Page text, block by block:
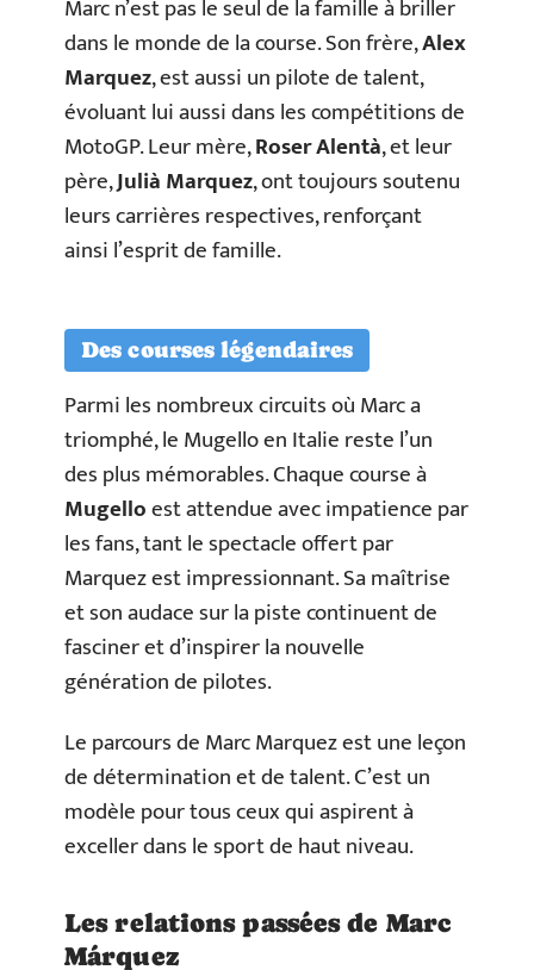
Marc n’est pas le seul de la famille à briller
dans le monde de la course. Son frère,Alex
Marquez, est aussi un pilote de talent,
évoluant lui aussi dans les compétitions de
MotoGP. Leur mère,Roser Alentà, et leur
père,Julià Marquez, ont toujours soutenu
leurs carrières respectives, renforçant
ainsi l’esprit de famille.
Des courses légendaires
Parmi les nombreux circuits où Marc a
triomphé, le Mugello en Italie reste l’un
des plus mémorables. Chaque course à
Mugelloest attendue avec impatience par
les fans, tant le spectacle offert par
Marquez est impressionnant. Sa maîtrise
et son audace sur la piste continuent de
fasciner et d’inspirer la nouvelle
génération de pilotes.
Le parcours de Marc Marquez est une leçon
de détermination et de talent. C’est un
modèle pour tous ceux qui aspirent à
exceller dans le sport de haut niveau.
Les relations passées de Marc
Márquez